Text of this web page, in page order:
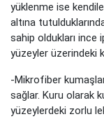
yüklenme ise
altına
sahip oldukları ince
yüzeyler üzerindeki
-Mikrofiber
sağlar. Kuru olarak
yüzeylerdeki zorlu